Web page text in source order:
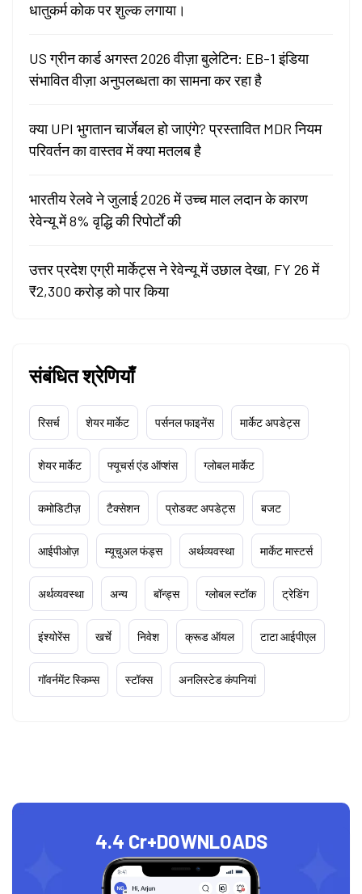
धातुकर्म कोक पर शुल्क लगाया।
US ग्रीन कार्ड अगस्त 2026 वीज़ा बुलेटिन: EB-1 इंडिया
संभावित वीज़ा अनुपलब्धता का सामना कर रहा है
क्या UPI भुगतान चार्जेबल हो जाएंगे? प्रस्तावित MDR नियम
परिवर्तन का वास्तव में क्या मतलब है
भारतीय रेलवे ने जुलाई 2026 में उच्च माल लदान के कारण
रेवेन्यू में 8% वृद्धि की रिपोर्टों की
उत्तर प्रदेश एग्री मार्केट्स ने रेवेन्यू में उछाल देखा, FY 26 में
₹2,300 करोड़ को पार किया
संबंधित श्रेणियाँ
रिसर्च शेयर मार्केट पर्सनल फाइनेंस मार्केट अपडेट्स
शेयर मार्केट फ्यूचर्स एंड ऑप्शंस ग्लोबल मार्केट
कमोडिटीज़ टैक्सेशन प्रोडक्ट अपडेट्स बजट
आईपीओज़ म्यूचुअल फंड्स अर्थव्यवस्था मार्केट मास्टर्स
अर्थव्यवस्था अन्य बॉन्ड्स ग्लोबल स्टॉक ट्रेडिंग
इंश्योरेंस खर्चे निवेश क्रूड ऑयल टाटा आईपीएल
गॉवर्नमेंट स्किम्स स्टॉक्स अनलिस्टेड कंपनियां
4.4 Cr+DOWNLOADS